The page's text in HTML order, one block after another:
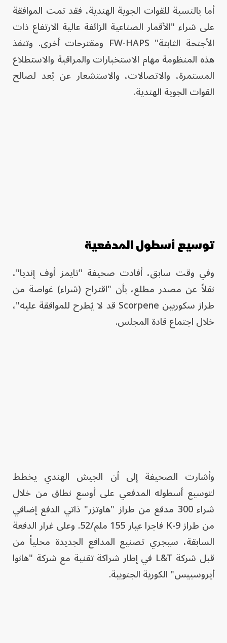
أما بالنسبة للقوات الجوية الهندية، فقد تمت الموافقة
على شراء "الأقمار الصناعية الزائفة عالية الارتفاع ذات
الأجنحة الثابتة" FW-HAPS ومقترحات أخرى. وتنفذ
هذه المنظومة مهام الاستخبارات والمراقبة والاستطلاع
المستمرة، والاتصالات، والاستشعار عن بُعد لصالح
القوات الجوية الهندية.
توسيع أسطول المدفعية
وفي وقت سابق، أفادت صحيفة "تايمز أوف إنديا"،
نقلاً عن مصدر مطلع، بأن "اقتراح (شراء) غواصة من
طراز سكوربين Scorpene قد لا يُطرح للموافقة عليه"،
خلال اجتماع قادة المجلس.
وأشارت الصحيفة إلى أن الجيش الهندي يخطط
لتوسيع أسطوله المدفعي على أوسع نطاق من خلال
شراء 300 مدفع من طراز "هاوتزر" ذاتي الدفع إضافي
من طراز K-9 فاجرا عيار 155 ملم/52. وعلى غرار الدفعة
السابقة، سيجري تصنيع المدافع الجديدة محلياً من
قبل شركة L&T في إطار شراكة تقنية مع شركة "هانوا
أيروسبيس" الكورية الجنوبية.